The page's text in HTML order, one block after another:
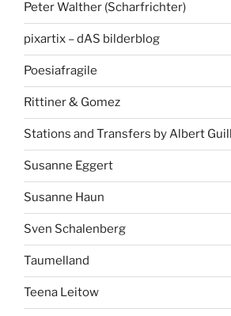
Peter Walther (Scharfrichter)
pixartix – dAS bilderblog
Poesiafragile
Rittiner & Gomez
Stations and Transfers by Albert
Susanne Eggert
Susanne Haun
Sven Schalenberg
Taumelland
Teena Leitow